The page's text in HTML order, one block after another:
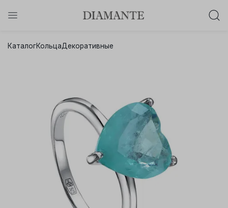
Осталось:
КаталогКольцаДекоративные